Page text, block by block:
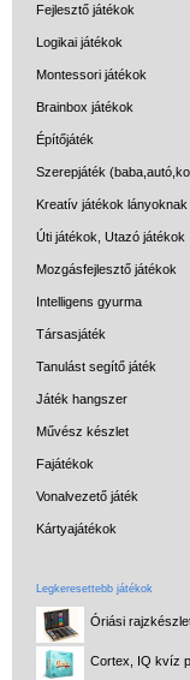
Fejlesztő játékok
Logikai játékok
Montessori játékok
Brainbox játékok
Építőjáték
Szerepjáték
Kreatív játékok lányoknak
Úti játékok, Utazó játékok
Mozgásfejlesztő játékok
Intelligens gyurma
Társasjáték
Tanulást segítő játék
Játék hangszer
Művész készlet
Fajátékok
Vonalvezető játék
Kártyajátékok
Legkeresettebb játékok
Óriási
Cortex, IQ kvíz